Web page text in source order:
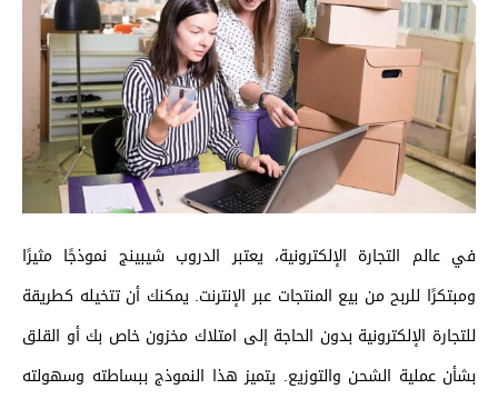
في عالم التجارة الإلكترونية، يعتبر الدروب شيبينج نموذجًا مثيرًا
ومبتكرًا للربح من بيع المنتجات عبر الإنترنت. يمكنك أن تتخيله كطريقة
للتجارة الإلكترونية بدون الحاجة إلى امتلاك مخزون خاص بك أو القلق
بشأن عملية الشحن والتوزيع. يتميز هذا النموذج ببساطته وسهولته